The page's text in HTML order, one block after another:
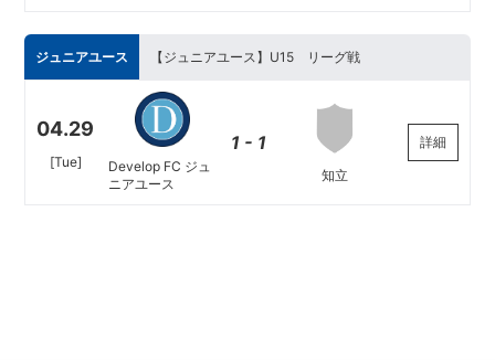
ジュニアユース 【ジュニアユース】U15 リーグ戦
04.29
[Tue]
Develop FC ジュ
ニアユース
1 - 1
知立
詳細